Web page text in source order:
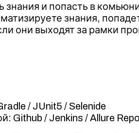
и попасть в
знания,
они выходят за рамки
/ JUnit5 / Selenide
Github / Jenkins / Allure